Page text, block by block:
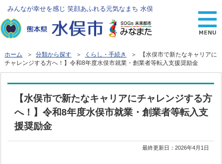
みんなが幸せを感じ 笑顔あふれる元気なまち 水俣
ホーム ＞分類から探す ＞ くらし・手続き
＞ 【水俣市で新たなキャリアに
チャレンジする方へ！】令和8年度水俣市就業・創業者等転入支援奨励金
【水俣市で新たなキャリアにチャレンジする方
へ！】令和8年度水俣市就業・創業者等転入支
援奨励金
最終更新日：2026年4月1日